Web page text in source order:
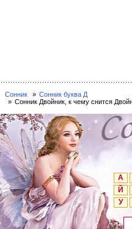
Сонник
Сонник буква Д
Сонник Двойник, к чему снится
А
Й
У